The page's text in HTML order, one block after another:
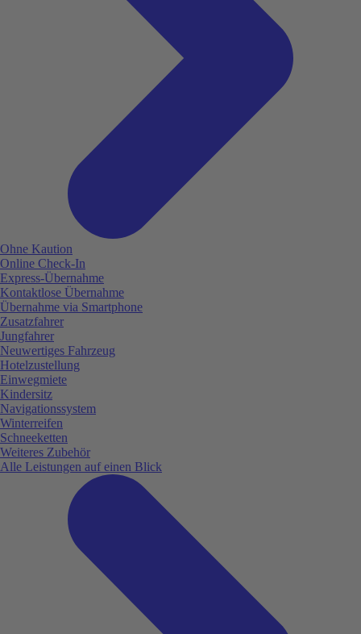
Ohne Kaution
Online Check-In
Express-Übernahme
Kontaktlose Übernahme
Übernahme via Smartphone
Zusatzfahrer
Jungfahrer
Neuwertiges Fahrzeug
Hotelzustellung
Einwegmiete
Kindersitz
Navigationssystem
Winterreifen
Schneeketten
Weiteres Zubehör
Alle Leistungen auf einen Blick